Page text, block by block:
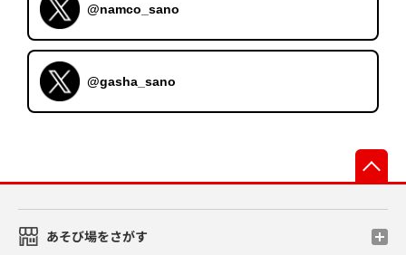
@namco_sano
@gasha_sano
あそび場をさがす